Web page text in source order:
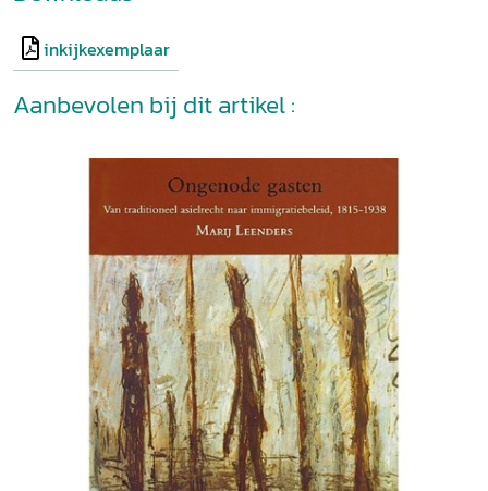
inkijkexemplaar
Aanbevolen bij dit artikel :